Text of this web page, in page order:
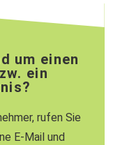
um einen
ein
rufen Sie
E-Mail und